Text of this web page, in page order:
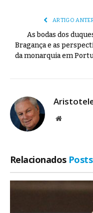
ARTIGO
As bodas dos
Bragança e as
da monarquia em
Site
Relacionados Posts